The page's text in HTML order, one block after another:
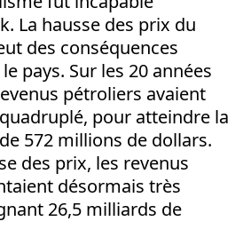
La hausse des prix du
des conséquences
pays. Sur les 20 années
pétroliers avaient
pour atteindre la
572 millions de dollars.
des prix, les revenus
désormais très
26,5 milliards de